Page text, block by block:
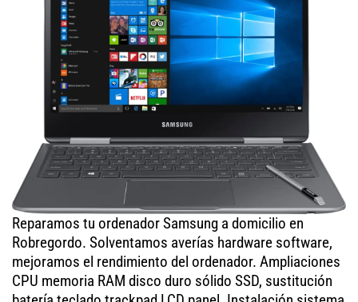
Reparamos tu ordenador Samsung a domicilio en
Robregordo. Solventamos averías hardware software,
mejoramos el rendimiento del ordenador. Ampliaciones
CPU memoria RAM disco duro sólido SSD, sustitución